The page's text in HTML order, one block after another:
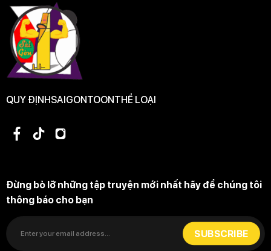
Tập 31
Tập 30
Tập 28 Free
QUY ĐỊNHSAIGONTOONTHỂ LOẠI
Đừng bỏ lỡ những tập truyện mới nhất hãy để chúng tôi
thông báo cho bạn